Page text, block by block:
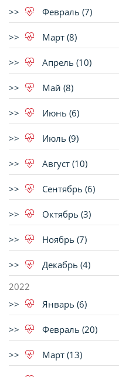
Февраль (7)
Март (8)
Апрель (10)
Май (8)
Июнь (6)
Июль (9)
Август (10)
Сентябрь (6)
Октябрь (3)
Ноябрь (7)
Декабрь (4)
2022
Январь (6)
Февраль (20)
Март (13)